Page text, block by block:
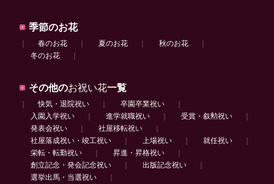
季節のお花
｜ 春のお花 ｜ 夏のお花 ｜ 秋のお花
｜
冬のお花
｜
その他のお祝い花一覧
｜ 快気・退院祝い ｜ 卒園卒業祝い
｜
入園入学祝い
｜ 進学就職祝い ｜ 受賞・叙勲祝い
｜
発表会祝い
｜ 社屋移転祝い
｜
社屋落成祝い・竣工祝い
｜ 上場祝い ｜ 就任祝い
｜
栄転・転勤祝い
｜ 昇進・昇格祝い
｜
創立記念・発会記念祝い
｜ 出版記念祝い
｜
選挙出馬・当選祝い
｜